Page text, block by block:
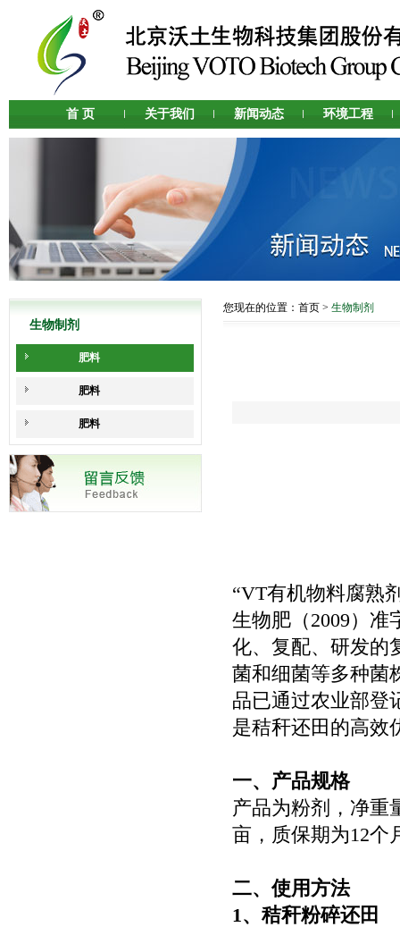
首 页 关于我们 新闻动态 环境工程
生物制剂
肥料
肥料
肥料
您现在的位置： 首页 > 生物制剂
“VT有机物料腐熟
生物肥（2009）准
化、复配、研发的
菌和细菌等多种菌
品已通过农业部登
是秸秆还田的高效
一、产品规格
产品为粉剂，净重
亩，质保期为12个
二、使用方法
1、秸秆粉碎还田